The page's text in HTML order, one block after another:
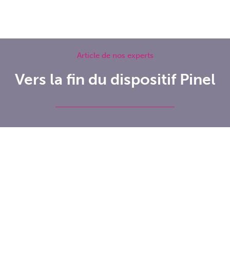
Article de nos experts
Vers la fin du dispositif Pinel